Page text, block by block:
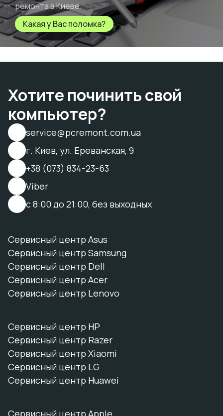
ремонта в Киеве.
Какая у Вас поломка?
Хотите починить свой
компьютер?
service@pcremont.com.ua
г. Киев, ул. Ереванская, 9
+38 (073) 834-23-63
Viber
с 8:00 до 21:00, без выходных
Сервисный центр Asus
Сервисный центр Samsung
Сервисный центр Dell
Сервисный центр Acer
Сервисный центр Lenovo
Сервисный центр HP
Сервисный центр Razer
Сервисный центр Xiaomi
Сервисный центр LG
Сервисный центр Huawei
Сервисный центр Apple